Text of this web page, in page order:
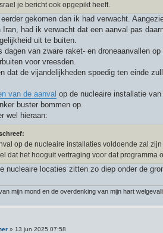
je bericht ook opgepikt heeft.
gekomen dan ik had verwacht.
Iran, had ik verwacht dat een aanval pas
uit te buiten.
dagen van zware raket- en droneaanvallen
voor vreesden.
dat de vijandelijkheden spoedig ten einde
van de aanval op de nucleaire installatie
buster bommen op.
wel hieraan:
op de nucleaire installaties voldoende zal
dat het hooguit vertraging voor dat programma
nucleaire locaties zitten zo diep onder de
mijn mond en de overdenking van mijn hart
» 13 jun 2025 07:58